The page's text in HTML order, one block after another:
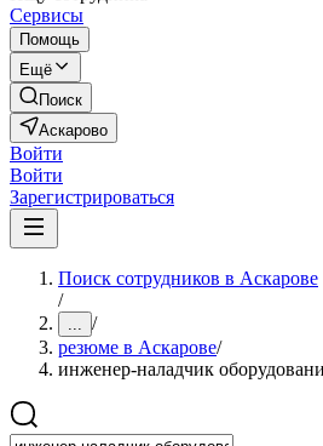
Сервисы
Помощь
Ещё
Поиск
Аскарово
Войти
Войти
Зарегистрироваться
Поиск сотрудников в Аскарове
/
... /
резюме в Аскарове/
инженер-наладчик